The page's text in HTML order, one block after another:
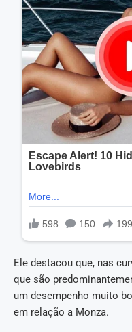
Ele destacou que, nas
que são
um desempenho muito
em relação a Monza.